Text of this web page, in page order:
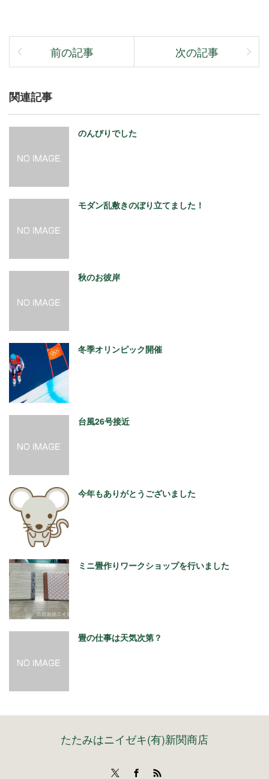
前の記事 次の記事
関連記事
のんびりでした
モダン乱敷きのぼり立てました！
秋のお彼岸
冬季オリンピック開催
台風26号接近
今年もありがとうございました
ミニ畳作りワークショップを行いました
畳の仕事は天気次第？
たたみはニイゼキ(有)新関商店